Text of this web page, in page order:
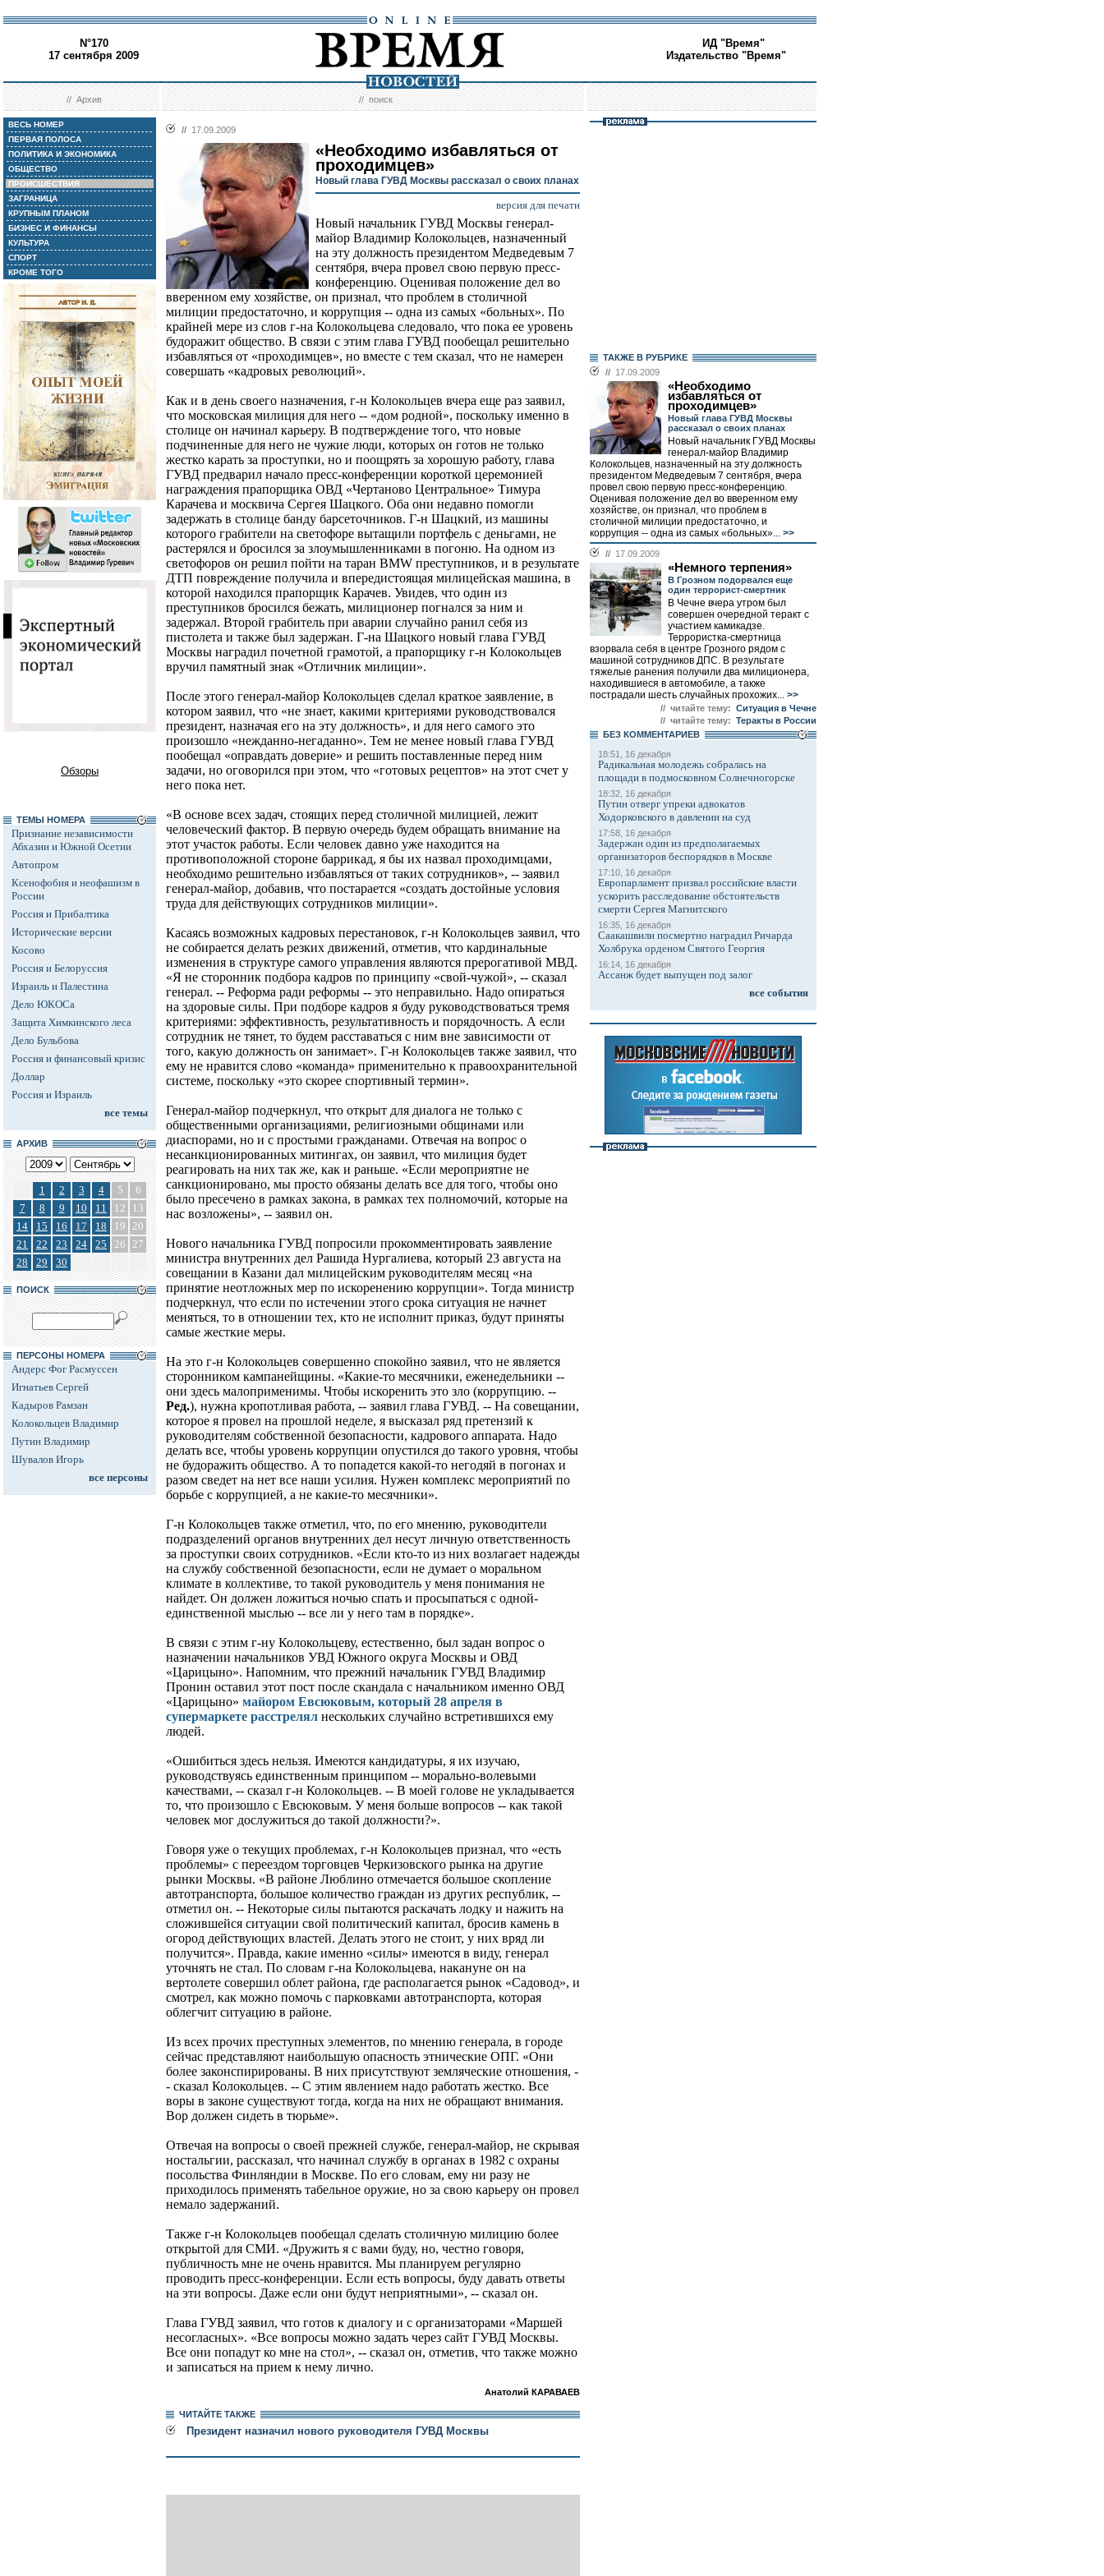
N°170
17 сентября 2009
ИД "Время"
Издательство "Время"
//Архив //поиск
ВЕСЬ НОМЕР
ПЕРВАЯ ПОЛОСА
ПОЛИТИКА И ЭКОНОМИКА
ОБЩЕСТВО
ПРОИСШЕСТВИЯ
ЗАГРАНИЦА
КРУПНЫМ ПЛАНОМ
БИЗНЕС И ФИНАНСЫ
КУЛЬТУРА
СПОРТ
КРОМЕ ТОГО
Обзоры
ТЕМЫ НОМЕРА
Признание независимости
Абхазии и Южной Осетии
Автопром
Ксенофобия и неофашизм в
России
Россия и Прибалтика
Исторические версии
Косово
Россия и Белоруссия
Израиль и Палестина
Дело ЮКОСа
Защита Химкинского леса
Дело Бульбова
Россия и финансовый кризис
Доллар
Россия и Израиль
все темы
АРХИВ
1 2 3 4 5
6
7
8 9 10 11 12
13
14
15 16 17 18 19 20
21
22 23 24 25 26 27
28
29 30
ПОИСК
ПЕРСОНЫ НОМЕРА
Андерс Фог Расмуссен
Игнатьев Сергей
Кадыров Рамзан
Колокольцев Владимир
Путин Владимир
Шувалов Игорь
все персоны
// 17.09.2009
«Необходимо избавляться от
проходимцев»
Новый глава ГУВД Москвы рассказал о своих планах
версия для печати
Новый начальник ГУВД Москвы генерал-
майор Владимир Колокольцев, назначенный
на эту должность президентом Медведевым 7
сентября, вчера провел свою первую пресс-
конференцию. Оценивая положение дел во
вверенном ему хозяйстве, он признал, что проблем в столичной
милиции предостаточно, и коррупция -- одна из самых «больных». По
крайней мере из слов г-на Колокольцева следовало, что пока ее уровень
будоражит общество. В связи с этим глава ГУВД пообещал решительно
избавляться от «проходимцев», но вместе с тем сказал, что не намерен
совершать «кадровых революций».
Как и в день своего назначения, г-н Колокольцев вчера еще раз заявил,
что московская милиция для него -- «дом родной», поскольку именно в
столице он начинал карьеру. В подтверждение того, что новые
подчиненные для него не чужие люди, которых он готов не только
жестко карать за проступки, но и поощрять за хорошую работу, глава
ГУВД предварил начало пресс-конференции короткой церемонией
награждения прапорщика ОВД «Чертаново Центральное» Тимура
Карачева и москвича Сергея Шацкого. Оба они недавно помогли
задержать в столице банду барсеточников. Г-н Шацкий, из машины
которого грабители на светофоре вытащили портфель с деньгами, не
растерялся и бросился за злоумышленниками в погоню. На одном из
светофоров он решил пойти на таран BMW преступников, и в результате
ДТП повреждение получила и впередистоящая милицейская машина, в
которой находился прапорщик Карачев. Увидев, что один из
преступников бросился бежать, милиционер погнался за ним и
задержал. Второй грабитель при аварии случайно ранил себя из
пистолета и также был задержан. Г-на Шацкого новый глава ГУВД
Москвы наградил почетной грамотой, а прапорщику г-н Колокольцев
вручил памятный знак «Отличник милиции».
После этого генерал-майор Колокольцев сделал краткое заявление, в
котором заявил, что «не знает, какими критериями руководствовался
президент, назначая его на эту должность», и для него самого это
произошло «нежданно-негаданно». Тем не менее новый глава ГУВД
пообещал «оправдать доверие» и решить поставленные перед ним
задачи, но оговорился при этом, что «готовых рецептов» на этот счет у
него пока нет.
«В основе всех задач, стоящих перед столичной милицией, лежит
человеческий фактор. В первую очередь будем обращать внимание на
этот участок работы. Если человек давно уже находится на
противоположной стороне баррикад, я бы их назвал проходимцами,
необходимо решительно избавляться от таких сотрудников», -- заявил
генерал-майор, добавив, что постарается «создать достойные условия
труда для действующих сотрудников милиции».
Касаясь возможных кадровых перестановок, г-н Колокольцев заявил, что
не собирается делать резких движений, отметив, что кардинальные
изменения в структуре самого управления являются прерогативой МВД.
«Я не сторонник подбора кадров по принципу «свой-чужой», -- сказал
генерал. -- Реформа ради реформы -- это неправильно. Надо опираться
на здоровые силы. При подборе кадров я буду руководствоваться тремя
критериями: эффективность, результативность и порядочность. А если
сотрудник не тянет, то будем расставаться с ним вне зависимости от
того, какую должность он занимает». Г-н Колокольцев также заявил, что
ему не нравится слово «команда» применительно к правоохранительной
системе, поскольку «это скорее спортивный термин».
Генерал-майор подчеркнул, что открыт для диалога не только с
общественными организациями, религиозными общинами или
диаспорами, но и с простыми гражданами. Отвечая на вопрос о
несанкционированных митингах, он заявил, что милиция будет
реагировать на них так же, как и раньше. «Если мероприятие не
санкционировано, мы просто обязаны делать все для того, чтобы оно
было пресечено в рамках закона, в рамках тех полномочий, которые на
нас возложены», -- заявил он.
Нового начальника ГУВД попросили прокомментировать заявление
министра внутренних дел Рашида Нургалиева, который 23 августа на
совещании в Казани дал милицейским руководителям месяц «на
принятие неотложных мер по искоренению коррупции». Тогда министр
подчеркнул, что если по истечении этого срока ситуация не начнет
меняться, то в отношении тех, кто не исполнит приказ, будут приняты
самые жесткие меры.
На это г-н Колокольцев совершенно спокойно заявил, что не является
сторонником кампанейщины. «Какие-то месячники, еженедельники --
они здесь малоприменимы. Чтобы искоренить это зло (коррупцию. --
Ред.), нужна кропотливая работа, -- заявил глава ГУВД. -- На совещании,
которое я провел на прошлой неделе, я высказал ряд претензий к
руководителям собственной безопасности, кадрового аппарата. Надо
делать все, чтобы уровень коррупции опустился до такого уровня, чтобы
не будоражить общество. А то попадется какой-то негодяй в погонах и
разом сведет на нет все наши усилия. Нужен комплекс мероприятий по
борьбе с коррупцией, а не какие-то месячники».
Г-н Колокольцев также отметил, что, по его мнению, руководители
подразделений органов внутренних дел несут личную ответственность
за проступки своих сотрудников. «Если кто-то из них возлагает надежды
на службу собственной безопасности, если не думает о моральном
климате в коллективе, то такой руководитель у меня понимания не
найдет. Он должен ложиться ночью спать и просыпаться с одной-
единственной мыслью -- все ли у него там в порядке».
В связи с этим г-ну Колокольцеву, естественно, был задан вопрос о
назначении начальников УВД Южного округа Москвы и ОВД
«Царицыно». Напомним, что прежний начальник ГУВД Владимир
Пронин оставил этот пост после скандала с начальником именно ОВД
«Царицыно» майором Евсюковым, который 28 апреля в
супермаркете расстрелял нескольких случайно встретившихся ему
людей.
«Ошибиться здесь нельзя. Имеются кандидатуры, я их изучаю,
руководствуясь единственным принципом -- морально-волевыми
качествами, -- сказал г-н Колокольцев. -- В моей голове не укладывается
то, что произошло с Евсюковым. У меня больше вопросов -- как такой
человек мог дослужиться до такой должности?».
Говоря уже о текущих проблемах, г-н Колокольцев признал, что «есть
проблемы» с переездом торговцев Черкизовского рынка на другие
рынки Москвы. «В районе Люблино отмечается большое скопление
автотранспорта, большое количество граждан из других республик, --
отметил он. -- Некоторые силы пытаются раскачать лодку и нажить на
сложившейся ситуации свой политический капитал, бросив камень в
огород действующих властей. Делать этого не стоит, у них вряд ли
получится». Правда, какие именно «силы» имеются в виду, генерал
уточнять не стал. По словам г-на Колокольцева, накануне он на
вертолете совершил облет района, где располагается рынок «Садовод», и
смотрел, как можно помочь с парковками автотранспорта, которая
облегчит ситуацию в районе.
Из всех прочих преступных элементов, по мнению генерала, в городе
сейчас представляют наибольшую опасность этнические ОПГ. «Они
более законспирированы. В них присутствуют земляческие отношения, -
- сказал Колокольцев. -- С этим явлением надо работать жестко. Все
воры в законе существуют тогда, когда на них не обращают внимания.
Вор должен сидеть в тюрьме».
Отвечая на вопросы о своей прежней службе, генерал-майор, не скрывая
ностальгии, рассказал, что начинал службу в органах в 1982 с охраны
посольства Финляндии в Москве. По его словам, ему ни разу не
приходилось применять табельное оружие, но за свою карьеру он провел
немало задержаний.
Также г-н Колокольцев пообещал сделать столичную милицию более
открытой для СМИ. «Дружить я с вами буду, но, честно говоря,
публичность мне не очень нравится. Мы планируем регулярно
проводить пресс-конференции. Если есть вопросы, буду давать ответы
на эти вопросы. Даже если они будут неприятными», -- сказал он.
Глава ГУВД заявил, что готов к диалогу и с организаторами «Маршей
несогласных». «Все вопросы можно задать через сайт ГУВД Москвы.
Все они попадут ко мне на стол», -- сказал он, отметив, что также можно
и записаться на прием к нему лично.
Анатолий КАРАВАЕВ
ЧИТАЙТЕ ТАКЖЕ
Президент назначил нового руководителя ГУВД Москвы
ТАКЖЕ В РУБРИКЕ
// 17.09.2009
«Необходимо
избавляться от
проходимцев»
Новый глава ГУВД Москвы
рассказал о своих планах
Новый начальник ГУВД Москвы
генерал-майор Владимир
Колокольцев, назначенный на эту должность
президентом Медведевым 7 сентября, вчера
провел свою первую пресс-конференцию.
Оценивая положение дел во вверенном ему
хозяйстве, он признал, что проблем в
столичной милиции предостаточно, и
коррупция -- одна из самых «больных»... >>
// 17.09.2009
«Немного терпения»
В Грозном подорвался еще
один террорист-смертник
В Чечне вчера утром был
совершен очередной теракт с
участием камикадзе.
Террористка-смертница
взорвала себя в центре Грозного рядом с
машиной сотрудников ДПС. В результате
тяжелые ранения получили два милиционера,
находившиеся в автомобиле, а также
пострадали шесть случайных прохожих... >>
// читайте тему: Ситуация в Чечне
// читайте тему: Теракты в России
БЕЗ КОМMЕНТАРИЕВ
18:51, 16 декабря
Радикальная молодежь собралась на
площади в подмосковном Солнечногорске
18:32, 16 декабря
Путин отверг упреки адвокатов
Ходорковского в давлении на суд
17:58, 16 декабря
Задержан один из предполагаемых
организаторов беспорядков в Москве
17:10, 16 декабря
Европарламент призвал российские власти
ускорить расследование обстоятельств
смерти Сергея Магнитского
16:35, 16 декабря
Саакашвили посмертно наградил Ричарда
Холбрука орденом Святого Георгия
16:14, 16 декабря
Ассанж будет выпущен под залог
все события